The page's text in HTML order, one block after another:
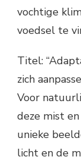
vochtige
voedsel te
Titel:
zich
Voor
deze mist
unieke
licht en de